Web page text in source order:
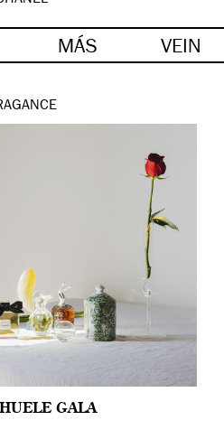
MÁS VEIN
GALA